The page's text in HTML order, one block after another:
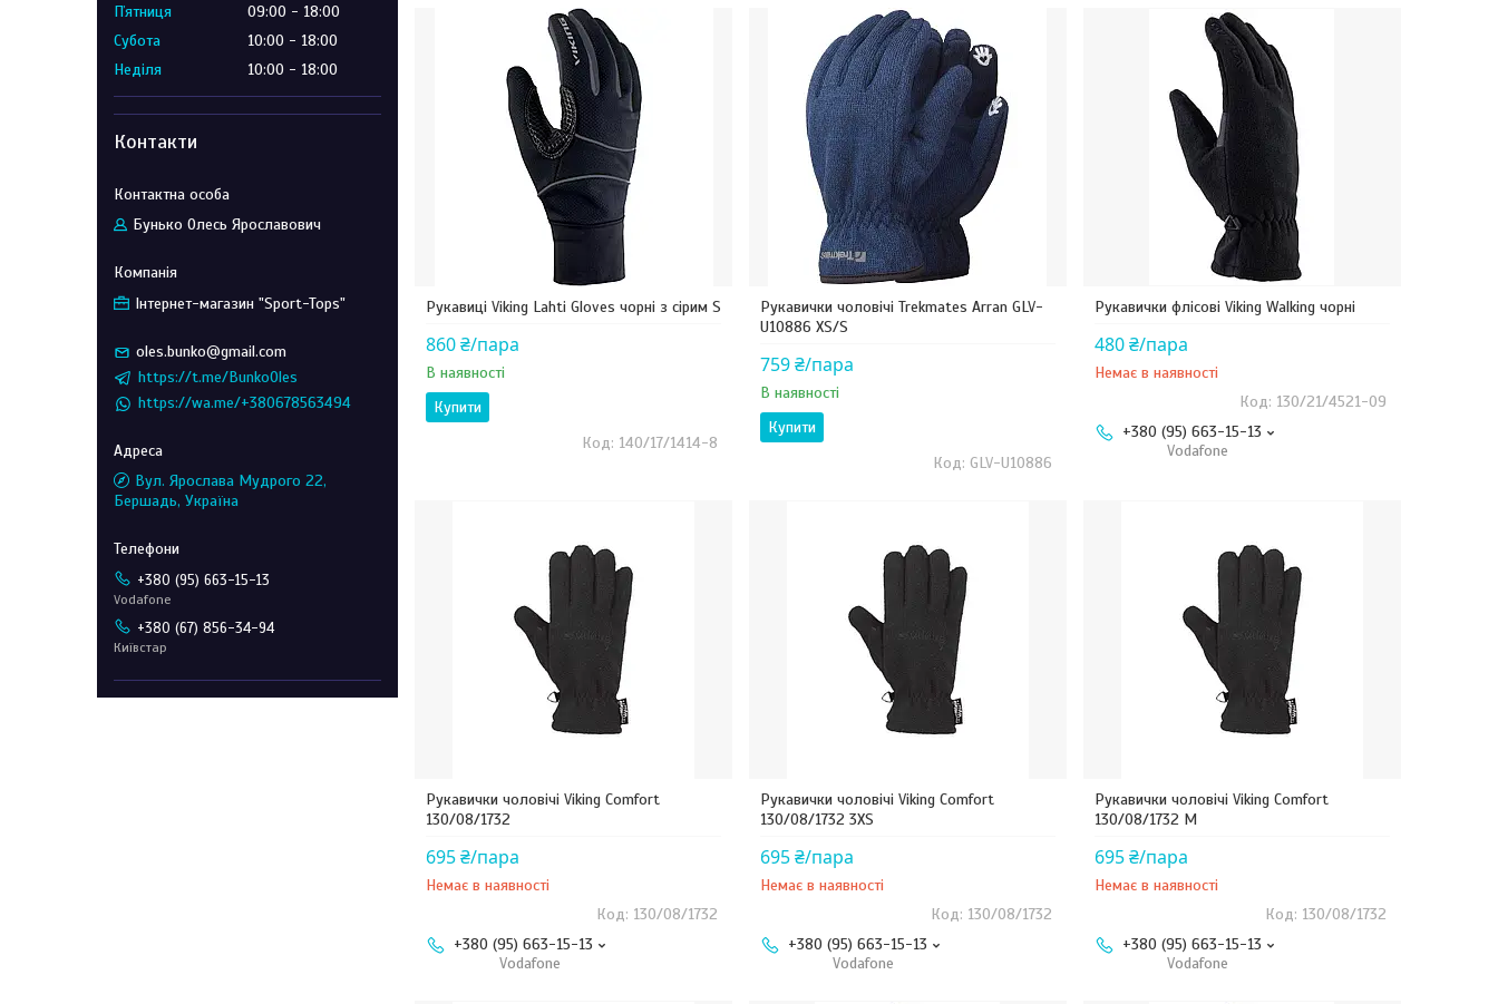
Рукавиці Viking Lahti Gloves чорні з сірим S
860 ₴/пара
В наявності
Купити
140/17/1414-8
Рукавички чоловічі Trekmates Arran GLV-
U10886 XS/S
759 ₴/пара
В наявності
Купити
GLV-U10886
Рукавички флісові Viking Walking чорні
480 ₴/пара
Немає в наявності
130/21/4521-09
+380 (95) 663-15-13
Vodafone
Рукавички чоловічі Viking Comfort
130/08/1732
695 ₴/пара
Немає в наявності
130/08/1732
+380 (95) 663-15-13
Vodafone
Рукавички чоловічі Viking Comfort
130/08/1732 3XS
695 ₴/пара
Немає в наявності
130/08/1732
+380 (95) 663-15-13
Vodafone
Рукавички чоловічі Viking Comfort
130/08/1732 M
695 ₴/пара
Немає в наявності
130/08/1732
+380 (95) 663-15-13
Vodafone
Пʼятниця
09:00
18:00
Субота
10:00
18:00
Неділя
10:00 18:00
Контакти
Бунько Олесь Ярославович
Інтернет-магазин "Sport-Tops"
oles.bunko@gmail.com
https://t.me/BunkoOles
https://wa.me/+380678563494
Вул. Ярослава Мудрого 22,
Бершадь, Україна
+380 (95) 663-15-13
Vodafone
+380 (67) 856-34-94
Київстар